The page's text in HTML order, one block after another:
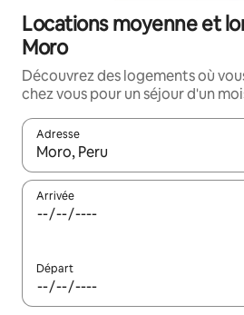
Locations moyenne et
Moro
Découvrez des logements où
chez vous pour un séjour d'un
Adresse
Lorsque les résultats s'affichent,
Arrivée
Départ